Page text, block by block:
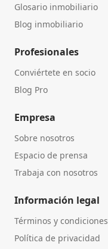
Glosario inmobiliario
Blog inmobiliario
Profesionales
Conviértete en socio
Blog Pro
Empresa
Sobre nosotros
Espacio de prensa
Trabaja con nosotros
Información legal
Términos y condiciones
Política de privacidad